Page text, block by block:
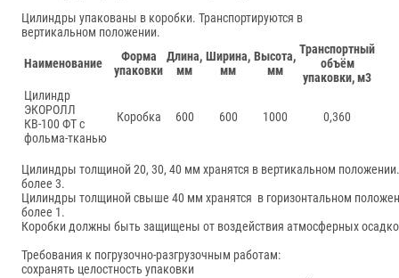
Цилиндры упакованы в коробки. Транспортируются в
вертикальном положении.
Наименование
Форма
упаковки
Длина,
мм
Ширина,
мм
Высота,
мм
Транспортный
объём
упаковки, м3
Цилиндр
ЭКОРОЛЛ
КВ-100 ФТ с
фольма-тканью
Коробка 600 600 1000 0,360
Цилиндры толщиной 20, 30, 40 мм хранятся в вертикальном
более 3.
Цилиндры толщиной свыше 40 мм хранятся в горизонтальном
более 1.
Коробки должны быть защищены от воздействия атмосферных
Требования к погрузочно-разгрузочным работам:
сохранять целостность упаковки